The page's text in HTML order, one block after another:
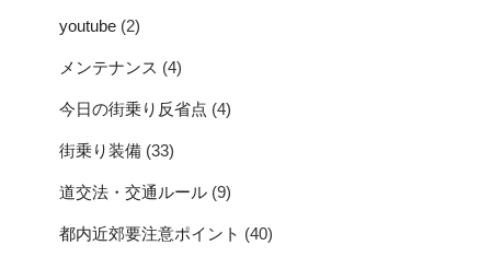
youtube (2)
メンテナンス (4)
今日の街乗り反省点 (4)
街乗り装備 (33)
道交法・交通ルール (9)
都内近郊要注意ポイント (40)